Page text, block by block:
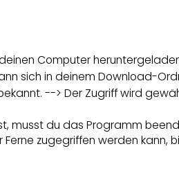
Computer
sich in deinem Download-
--> Der Zugriff wird
musst du das Programm
zugegriffen werden kann,